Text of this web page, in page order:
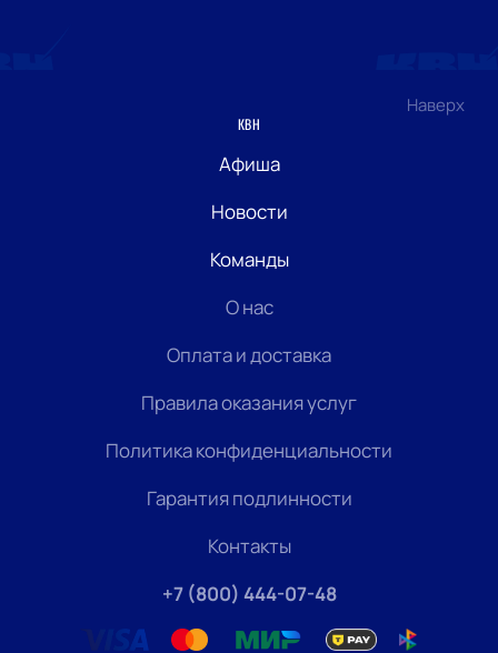
Наверх
КВН
Афиша
Новости
Команды
О нас
Оплата и доставка
Правила оказания услуг
Политика конфиденциальности
Гарантия подлинности
Контакты
+7 (800) 444-07-48